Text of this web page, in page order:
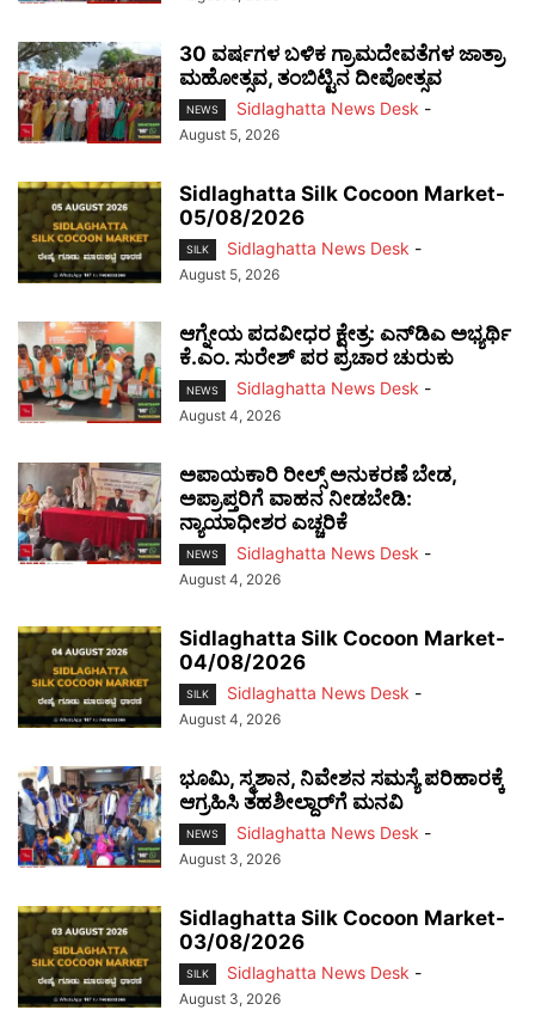
30 ವರ್ಷಗಳ ಬಳಿಕ ಗ್ರಾಮದೇವತೆಗಳ ಜಾತ್ರಾ
ಮಹೋತ್ಸವ, ತಂಬಿಟ್ಟಿನ ದೀಪೋತ್ಸವ
NEWS Sidlaghatta News Desk -
August 5, 2026
Sidlaghatta Silk Cocoon Market-
05/08/2026
SILK Sidlaghatta News Desk -
August 5, 2026
ಆಗ್ನೇಯ ಪದವೀಧರ ಕ್ಷೇತ್ರ: ಎನ್‌ಡಿಎ ಅಭ್ಯರ್ಥಿ
ಕೆ.ಎಂ. ಸುರೇಶ್ ಪರ ಪ್ರಚಾರ ಚುರುಕು
NEWS Sidlaghatta News Desk -
August 4, 2026
ಅಪಾಯಕಾರಿ ರೀಲ್ಸ್ ಅನುಕರಣೆ ಬೇಡ,
ಅಪ್ರಾಪ್ತರಿಗೆ ವಾಹನ ನೀಡಬೇಡಿ:
ನ್ಯಾಯಾಧೀಶರ ಎಚ್ಚರಿಕೆ
NEWS Sidlaghatta News Desk -
August 4, 2026
Sidlaghatta Silk Cocoon Market-
04/08/2026
SILK Sidlaghatta News Desk -
August 4, 2026
ಭೂಮಿ, ಸ್ಮಶಾನ, ನಿವೇಶನ ಸಮಸ್ಯೆ ಪರಿಹಾರಕ್ಕೆ
ಆಗ್ರಹಿಸಿ ತಹಶೀಲ್ದಾರ್‌ಗೆ ಮನವಿ
NEWS Sidlaghatta News Desk -
August 3, 2026
Sidlaghatta Silk Cocoon Market-
03/08/2026
SILK Sidlaghatta News Desk -
August 3, 2026